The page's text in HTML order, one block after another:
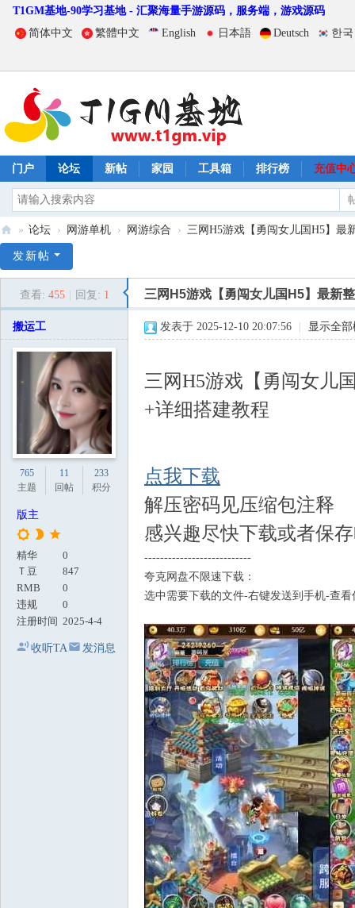
T1GM基地-90学习基地 - 汇聚海量手游源码，服务端，游戏源码
简体中文
繁體中文 English 日本語 Deutsch 한
门户 论坛 新帖 家园 工具箱 排行榜 充值中
1
» 论坛 › 网游单机 › 网游综合 › 三网H5游戏【勇闯女儿国H5】最
发新帖
查看: 455 回复: 1 三网H5游戏【勇闯女儿国H5】最新
搬运工
765
主题
11
回帖
233
积分
版主
精华
0
Ｔ豆
847
RMB
0
违规
0
注册时间 2025-4-4
收听TA 发消息
发表于 2025-12-10 20:07:56 显示全
三网H5游戏【勇闯女儿
+详细搭建教程
点我下载
解压密码见压缩包注释
感兴趣尽快下载或者保
---------------------------
夸克网盘不限速下载：
选中需要下载的文件-右键发送到手机-查